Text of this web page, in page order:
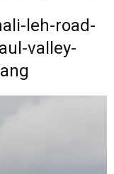
leh-road-
valley-